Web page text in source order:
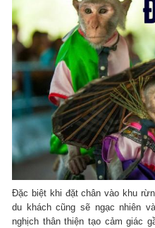
Đặc biệt khi đặt chân vào khu
du khách cũng sẽ ngạc nhiên
nghịch thân thiện tạo cảm giác